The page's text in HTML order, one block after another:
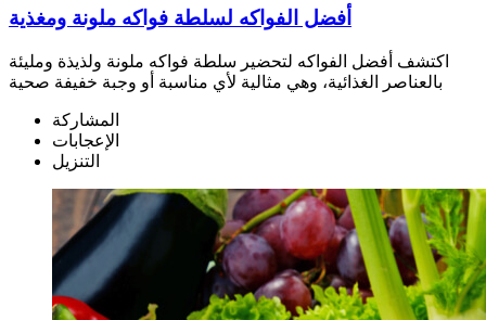
أفضل الفواكه لسلطة فواكه ملونة ومغذية
اكتشف أفضل الفواكه لتحضير سلطة فواكه ملونة ولذيذة ومليئة
بالعناصر الغذائية، وهي مثالية لأي مناسبة أو وجبة خفيفة صحية
المشاركة
الإعجابات
التنزيل